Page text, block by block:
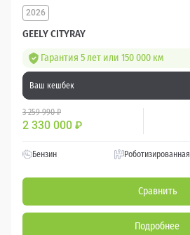
GEELY CITYRAY
2026
Гарантия 5 лет или 150 000 км
Ваш кешбек
3 259 990 ₽
2 330 000 ₽
Бензин Роботизированная
Сравнить
Подробнее